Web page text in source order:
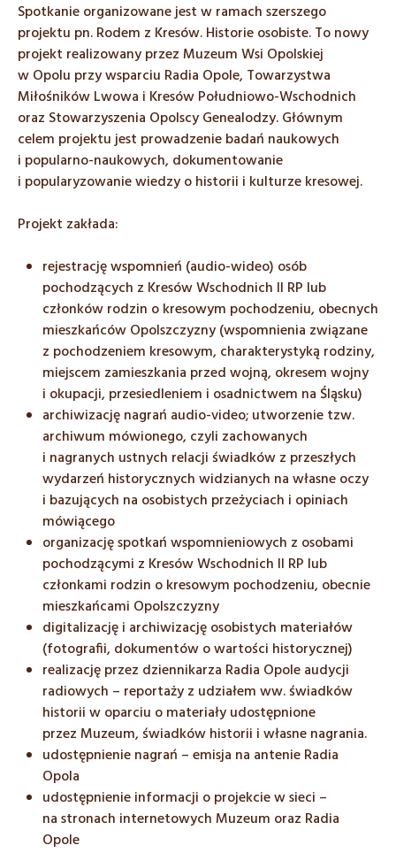
Spotkanie organizowane jest w ramach szerszego
projektu pn. Rodem z Kresów. Historie osobiste. To nowy
projekt realizowany przez Muzeum Wsi Opolskiej
w Opolu przy wsparciu Radia Opole, Towarzystwa
Miłośników Lwowa i Kresów Południowo-Wschodnich
oraz Stowarzyszenia Opolscy Genealodzy. Głównym
celem projektu jest prowadzenie badań naukowych
i popularno-naukowych, dokumentowanie
i popularyzowanie wiedzy o historii i kulturze kresowej.
Projekt zakłada:
rejestrację wspomnień (audio-wideo) osób
pochodzących z Kresów Wschodnich II RP lub
członków rodzin o kresowym pochodzeniu, obecnych
mieszkańców Opolszczyzny (wspomnienia związane
z pochodzeniem kresowym, charakterystyką rodziny,
miejscem zamieszkania przed wojną, okresem wojny
i okupacji, przesiedleniem i osadnictwem na Śląsku)
archiwizację nagrań audio-video; utworzenie tzw.
archiwum mówionego, czyli zachowanych
i nagranych ustnych relacji świadków z przeszłych
wydarzeń historycznych widzianych na własne oczy
i bazujących na osobistych przeżyciach i opiniach
mówiącego
organizację spotkań wspomnieniowych z osobami
pochodzącymi z Kresów Wschodnich II RP lub
członkami rodzin o kresowym pochodzeniu, obecnie
mieszkańcami Opolszczyzny
digitalizację i archiwizację osobistych materiałów
(fotografii, dokumentów o wartości historycznej)
realizację przez dziennikarza Radia Opole audycji
radiowych – reportaży z udziałem ww. świadków
historii w oparciu o materiały udostępnione
przez Muzeum, świadków historii i własne nagrania.
udostępnienie nagrań – emisja na antenie Radia
Opola
udostępnienie informacji o projekcie w sieci –
na stronach internetowych Muzeum oraz Radia
Opole